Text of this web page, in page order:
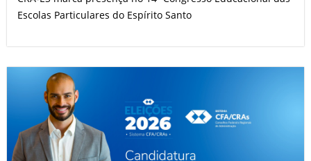
Escolas Particulares do Espírito Santo